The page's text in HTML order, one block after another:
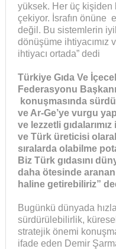
yüksek. Her üç kişiden
çekiyor. İsrafın önüne
değil. Bu sistemlerin
dönüşüme ihtiyacımız
ihtiyacı ortada” dedi
Türkiye Gıda Ve
Federasyonu
konuşmasında
ve Ar-Ge’ye vurgu
ve lezzetli
ve Türk üreticisi
sıralarda olabilme
Biz Türk gıdasını
daha ötesinde
haline getirebiliriz”
Bugünkü dünyada
sürdürülebilirlik,
stratejik önemi
ifade eden Demir